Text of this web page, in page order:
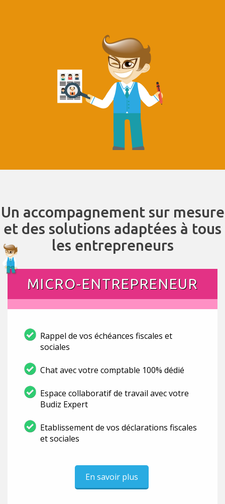
Un accompagnement sur mesure
et des solutions adaptées à tous
les entrepreneurs
MICRO-ENTREPRENEUR
Rappel de vos échéances fiscales et
sociales
Chat avec votre comptable 100% dédié
Espace collaboratif de travail avec votre
Budiz Expert
Etablissement de vos déclarations fiscales
et sociales
En savoir plus